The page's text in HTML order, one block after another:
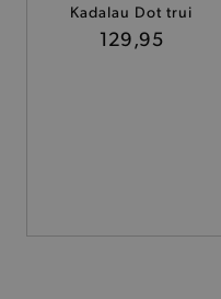
Kadalau Dot trui
129,95TARGETING